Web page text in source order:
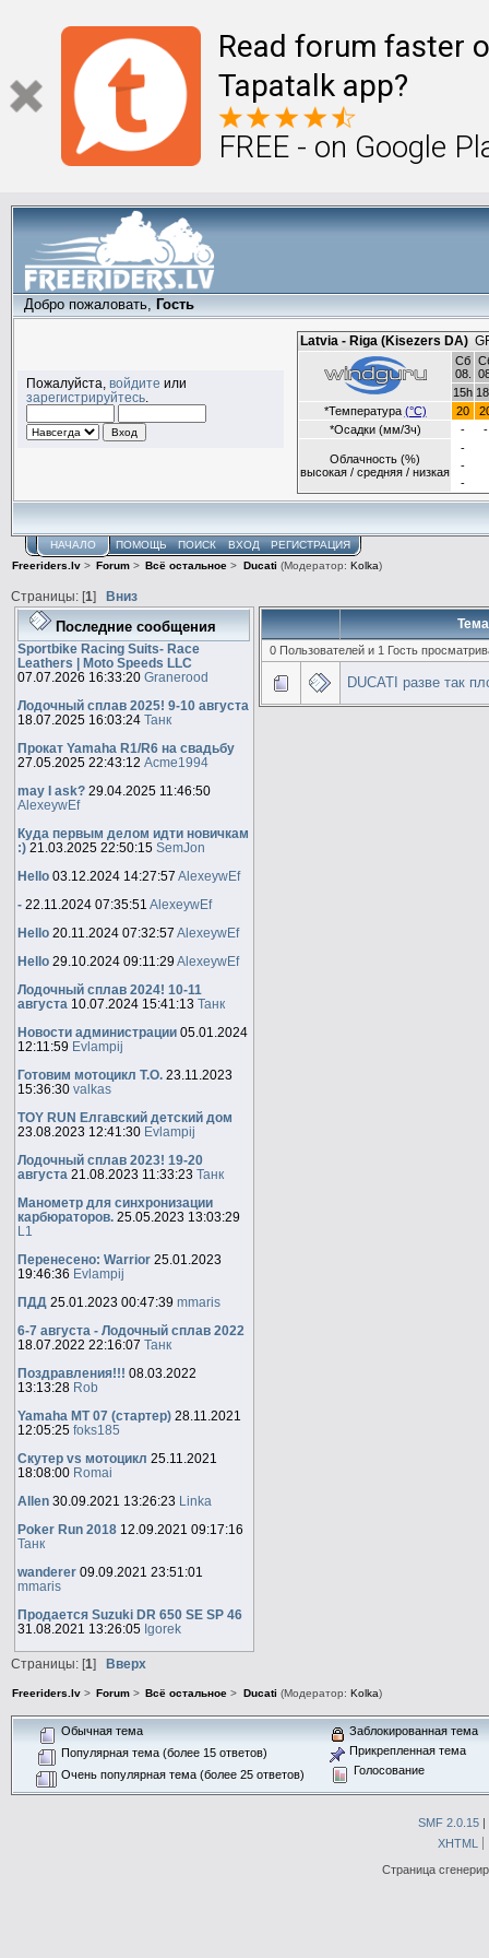
Read forum faster
Tapatalk app?
FREE - on Google
Добро пожаловать, Гость
Пожалуйста, войдите или
зарегистрируйтесь.
НАЧАЛО ПОМОЩЬ ПОИСК ВХОД
РЕГИСТРАЦИЯ
Freeriders.lv > Forum > Всё остальное > Ducati (Модератор: Kolka)
Страницы: [1] Вниз
Последние сообщения
Sportbike Racing Suits- Race
Leathers | Moto Speeds LLC
07.07.2026 16:33:20Granerood
Лодочный сплав 2025! 9-10 августа
18.07.2025 16:03:24Танк
Прокат Yamaha R1/R6 на свадьбу
27.05.2025 22:43:12Acme1994
may I ask? 29.04.2025 11:46:50
AlexeywEf
Куда первым делом идти новичкам
:) 21.03.2025 22:50:15SemJon
Hello 03.12.2024 14:27:57AlexeywEf
- 22.11.2024 07:35:51AlexeywEf
Hello 20.11.2024 07:32:57AlexeywEf
Hello 29.10.2024 09:11:29AlexeywEf
Лодочный сплав 2024! 10-11
августа 10.07.2024 15:41:13Танк
Новости администрации 05.01.2024
12:11:59 Evlampij
Готовим мотоцикл Т.О. 23.11.2023
15:36:30valkas
TOY RUN Елгавский детский дом
23.08.2023 12:41:30 Evlampij
Лодочный сплав 2023! 19-20
августа 21.08.2023 11:33:23Танк
Манометр для синхронизации
карбюраторов. 25.05.2023 13:03:29
L1
Перенесено: Warrior 25.01.2023
19:46:36 Evlampij
ПДД 25.01.2023 00:47:39mmaris
6-7 августа - Лодочный сплав 2022
18.07.2022 22:16:07Танк
Поздравления!!! 08.03.2022
13:13:28 Rob
Yamaha MT 07 (стартер) 28.11.2021
12:05:25foks185
Скутер vs мотоцикл25.11.2021
18:08:00 Romai
Allen 30.09.2021 13:26:23 Linka
Poker Run 2018 12.09.2021 09:17:16
Танк
wanderer 09.09.2021 23:51:01
mmaris
Продается Suzuki DR 650 SE SP 46
31.08.2021 13:26:05 Igorek
Тема
0 Пользователей и 1 Гость
DUCATI разве так
Страницы: [1] Вверх
Freeriders.lv > Forum > Всё остальное > Ducati (Модератор: Kolka)
Обычная тема
Популярная тема (более 15 ответов)
Очень популярная тема (более 25 ответов)
Заблокированная тема
Прикрепленная тема
Голосование
SMF 2.0.15|
XHTML
Страница